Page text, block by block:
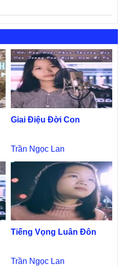
Giai Điệu Đời Con
Trần Ngọc Lan
Tiếng Vọng Luân Đôn
Trần Ngọc Lan